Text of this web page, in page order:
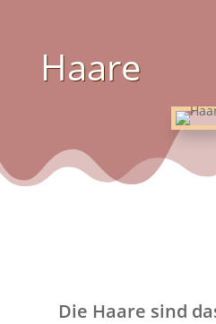
Haare
Die Haare sind